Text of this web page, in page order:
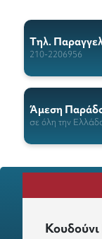
Tηλ.
210-2206956
Άμεση
σε όλη την